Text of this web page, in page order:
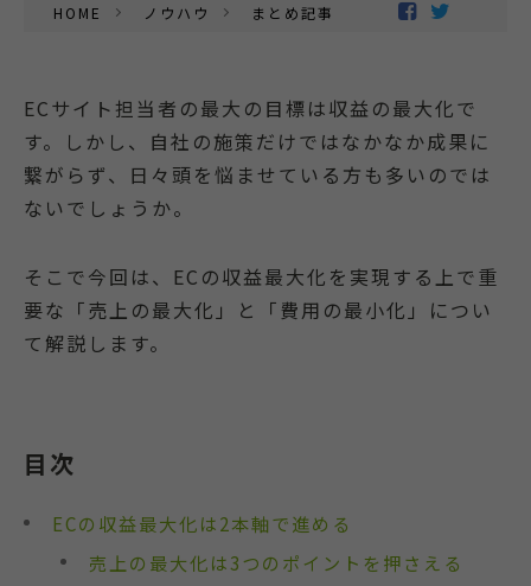
HOME ノウハウ まとめ記事
ECサイト担当者の最大の目標は収益の最大化で
す。しかし、自社の施策だけではなかなか成果に
繋がらず、日々頭を悩ませている方も多いのでは
ないでしょうか。
そこで今回は、ECの収益最大化を実現する上で重
要な「売上の最大化」と「費用の最小化」につい
て解説します。
目次
ECの収益最大化は2本軸で進める
売上の最大化は3つのポイントを押さえる